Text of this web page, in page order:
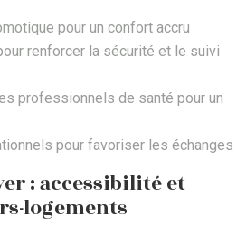
pour un confort accru
renforcer la sécurité et le suivi
professionnels de santé pour un
pour favoriser les échanges
: accessibilité et
logements